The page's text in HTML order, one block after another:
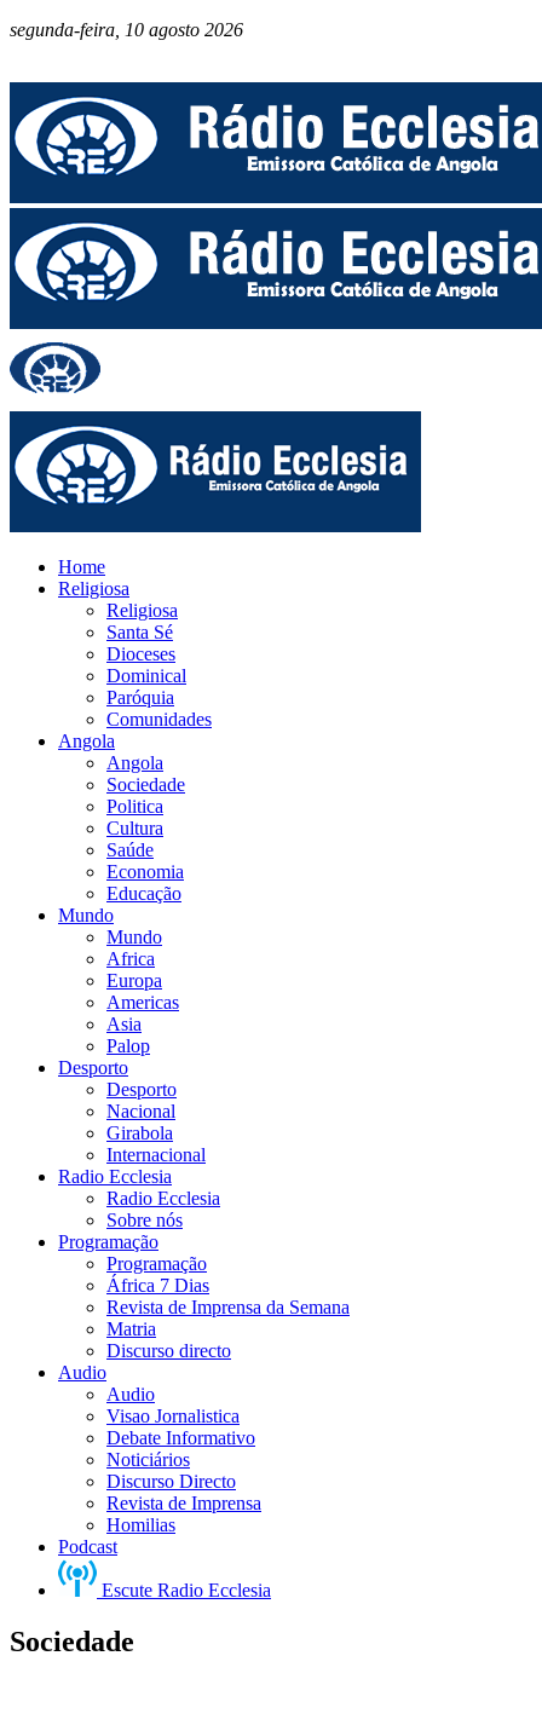
segunda-feira, 10 agosto 2026
Home
Religiosa
Religiosa
Santa Sé
Dioceses
Dominical
Paróquia
Comunidades
Angola
Angola
Sociedade
Politica
Cultura
Saúde
Economia
Educação
Mundo
Mundo
Africa
Europa
Americas
Asia
Palop
Desporto
Desporto
Nacional
Girabola
Internacional
Radio Ecclesia
Radio Ecclesia
Sobre nós
Programação
Programação
África 7 Dias
Revista de Imprensa da Semana
Matria
Discurso directo
Audio
Audio
Visao Jornalistica
Debate Informativo
Noticiários
Discurso Directo
Revista de Imprensa
Homilias
Podcast
Escute Radio Ecclesia
Sociedade